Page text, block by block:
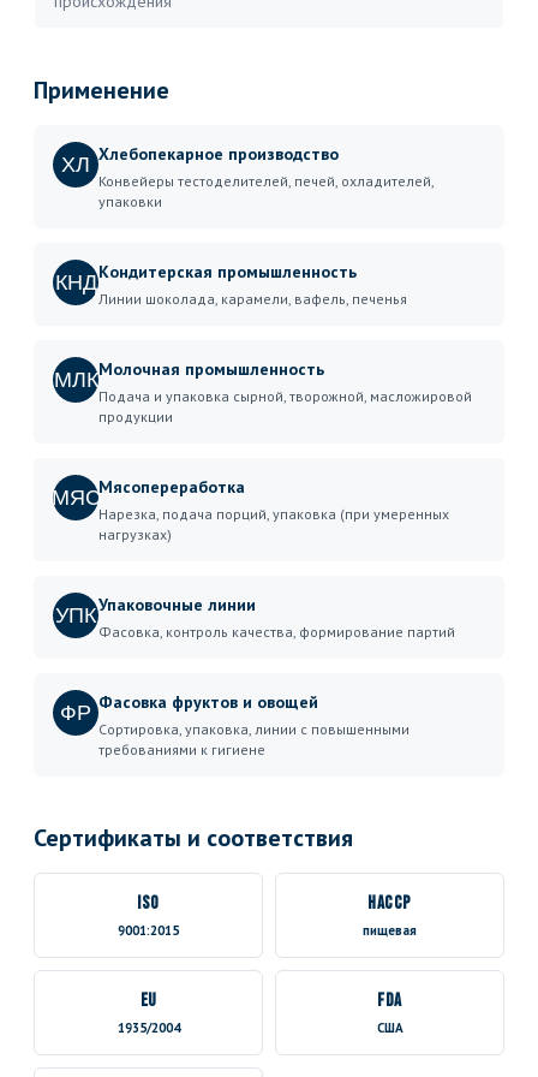
Применение
ХЛ Хлебопекарное производство
Конвейеры тестоделителей, печей, охладителей,
упаковки
КНДКондитерская промышленность
Линии шоколада, карамели, вафель, печенья
МЛКМолочная промышленность
Подача и упаковка сырной, творожной, масложировой
продукции
МЯСМясопереработка
Нарезка, подача порций, упаковка (при умеренных
нагрузках)
УПКУпаковочные линии
Фасовка, контроль качества, формирование партий
ФР Фасовка фруктов и овощей
Сортировка, упаковка, линии с повышенными
требованиями к гигиене
Сертификаты и соответствия
ISO
9001:2015
HACCP
пищевая
EU
1935/2004
FDA
США